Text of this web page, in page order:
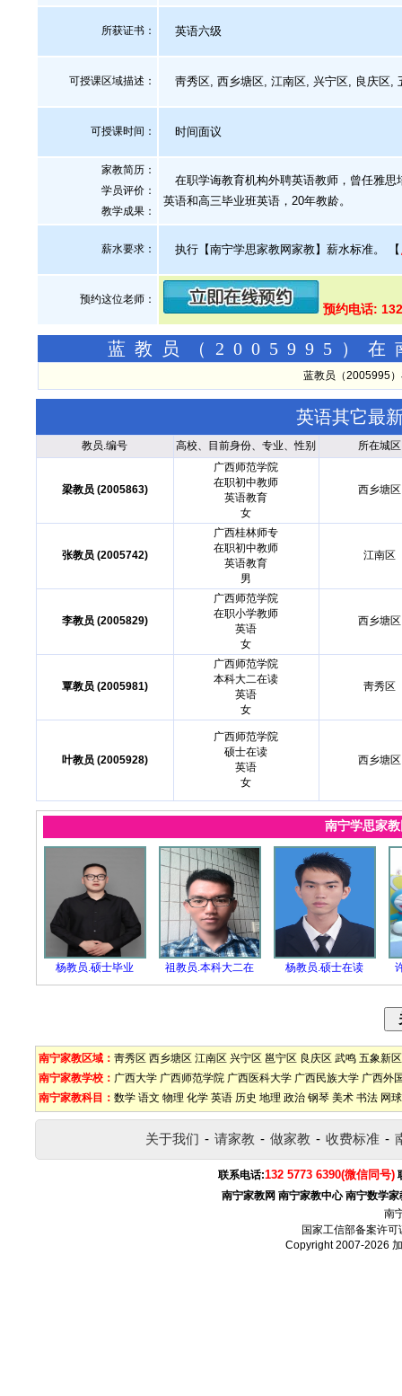
所获证书 ： 英语六级
可授课区域描述： 靑秀区, 西乡塘区, 江南区, 兴宁区, 良庆区,
可授课时间： 时间面议
家教简历：
学员评价：
教学成果：
在职学诲教育机构外聘英语教师，曾任雅思
英语和高三毕业班英语，20年教龄。
薪水要求： 执行【南宁学思家教网家教】薪水标准。 【
预约这位老师：
预约电话:
蓝教员（2005995）在
蓝教员（2005995
英语其它最
教员.编号 高校、目前身份、专业、性别 所在城区
梁教员 (2005863)
广西师范学院
在职初中教师
英语教育
女
西乡塘区
张教员 (2005742)
广西桂林师专
在职初中教师
英语教育
男
江南区
李教员 (2005829)
广西师范学院
在职小学教师
英语
女
西乡塘区
覃教员 (2005981)
广西师范学院
本科大二在读
英语
女
靑秀区
叶教员 (2005928)
广西师范学院
硕士在读
英语
女
西乡塘区
南宁学思家
杨教员.硕士毕业 祖教员.本科大二在 杨教员.硕士在读
南宁家教区域： 靑秀区 西乡塘区 江南区 兴宁区 邕宁区 良庆区 武鸣 五象新区
南宁家教学校： 广西大学 广西师范学院 广西医科大学 广西民族大学 广西外
南宁家教科目： 数学 语文 物理 化学 英语 历史 地理 政治 钢琴 美术 书法 网球
关于我们 - 请家教 - 做家教 - 收费标准 -
联系电话:132 5773 6390(微信同号)
南宁家教网 南宁家教中心 南宁数学家
南
国家工信部备案许可
Copyright 2007-2026